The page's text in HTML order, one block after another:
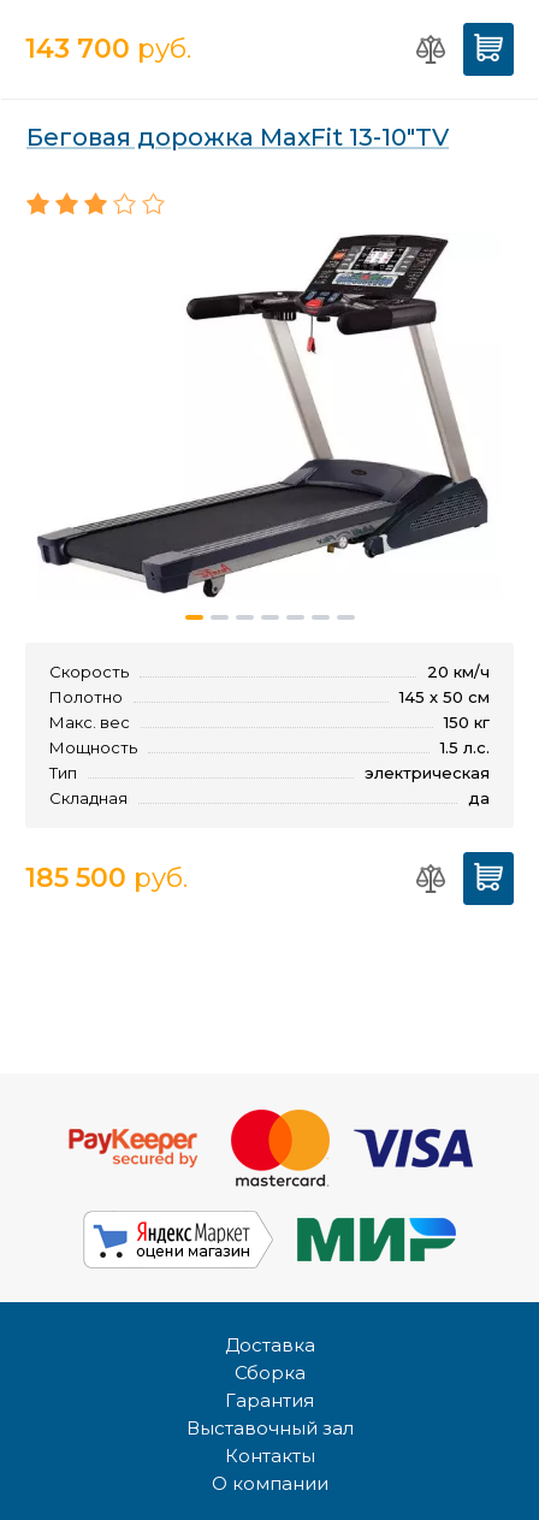
143 700 руб.
Беговая дорожка MaxFit 13-10"TV
Скорость
20 км/ч
Полотно
145 х 50 см
Макс. вес
150 кг
Мощность
1.5 л.с.
Тип
электрическая
Складная
да
185 500 руб.
Доставка
Сборка
Гарантия
Выставочный зал
Контакты
О компании